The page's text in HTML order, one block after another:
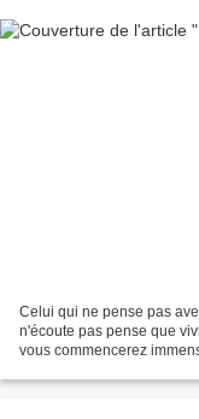
Celui qui ne pense pas
n'écoute pas pense que
vous commencerez